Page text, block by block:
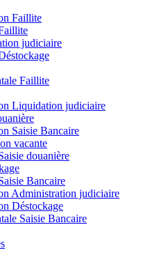
Faillite
judiciaire
Faillite
Liquidation judiciaire
Saisie Bancaire
vacante
douanière
Bancaire
Administration judiciaire
Déstockage
Saisie Bancaire